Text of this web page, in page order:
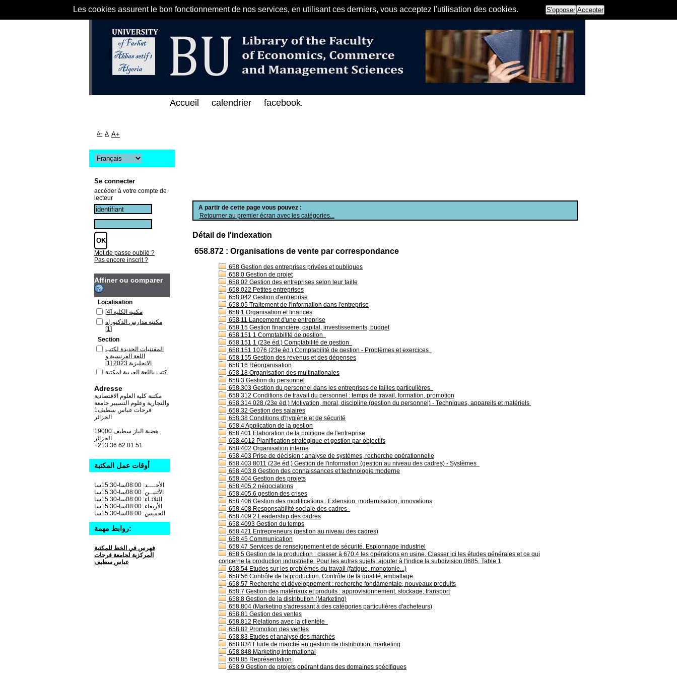
Les cookies assurent le bon fonctionnement de nos services, en utilisant ces derniers, vous acceptez l'utilisation des cookies. S'opposer Accepter
مرحبا بكم في الفهرس الإلكتروني على الخط المباشر لمكتبة كلية العلوم الاقتصادية و
A partir de cette page vous pouvez :
Retourner au premier écran avec les catégories...
Détail de l'indexation
658.872 : Organisations de vente par correspondance
658 Gestion des entreprises privées et publiques
658.0 Gestion de projet
658.02 Gestion des entreprises selon leur taille
658.022 Petites entreprises
658.042 Gestion d'entreprise
658.05 Traitement de l'information dans l'entreprise
658.1 Organisation et finances
658.11 Lancement d'une entreprise
658.15 Gestion financière, capital, investissements, budget
658.151 1 Comptabilité de gestion
658.151 1 (23e éd.) Comptabilité de gestion
658.151 1076 (23e éd.) Comptabilité de gestion - Problèmes et exercices
658.155 Gestion des revenus et des dépenses
658.16 Réorganisation
658.18 Organisation des multinationales
658.3 Gestion du personnel
658.303 Gestion du personnel dans les entreprises de tailles particulières
658.312 Conditions de travail du personnel : temps de travail, formation, promotion
658.314 028 (23e éd.) Motivation, moral, discipline (gestion du personnel) - Techniques, appareils et matériels
658.32 Gestion des salaires
658.38 Conditions d'hygiène et de sécurité
658.4 Application de la gestion
658.401 Elaboration de la politique de l'entreprise
658.4012 Planification stratégique et gestion par objectifs
658.402 Organisation interne
658.403 Prise de décision : analyse de systèmes, recherche opérationnelle
658.403 8011 (23e éd.) Gestion de l'information (gestion au niveau des cadres) - Systèmes
658.403.8 Gestion des connaissances et technologie moderne
658.404 Gestion des projets
658.405.2 négociations
658.405.6 gestion des crises
658.406 Gestion des modifications : Extension, modernisation, innovations
658.408 Responsabilité sociale des cadres
658.409 2 Leadership des cadres
658.4093 Gestion du temps
658.421 Entrepreneurs (gestion au niveau des cadres)
658.45 Communication
658.47 Services de renseignement et de sécurité. Espionnage industriel
658.5 Gestion de la production : classer à 670.4 les opérations en usine. Classer ici les études générales et ce qui
concerne la production industrielle. Pour les autres sujets, ajouter à l'indice la subdivision 0685, Table 1
658.54 Etudes sur les problèmes du travail (fatigue, monotonie...)
658.56 Contrôle de la production. Contrôle de la qualité, emballage
658.57 Recherche et développement : recherche fondamentale, nouveaux produits
658.7 Gestion des matériaux et produits : approvisionnement, stockage, transport
658.8 Gestion de la distribution (Marketing)
658.804 (Marketing s'adressant à des catégories particulières d'acheteurs)
658.81 Gestion des ventes
658.812 Relations avec la clientèle
658.82 Promotion des ventes
658.83 Etudes et analyse des marchés
658.834 Étude de marché en gestion de distribution, marketing
658.848 Marketing international
658.85 Représentation
658.9 Gestion de projets opérant dans des domaines spécifiques
Accueil calendrier facebook.
A- A A+
Se connecter
accéder à votre compte de
lecteur
Mot de passe oublié ?
Pas encore inscrit ?
Affiner ou comparer
Localisation
مكتبة الكلية [4]
مكتبة مدارس الدكتوراه
[1]
Section
المقتنيات الجديدة لكتب
اللغة الفرنسية و
الانجليزية 2023
[1]
كتب باللغة العربية لمكتبة
كتب باللغة الفرنسية
لمكتبة الكلية[2]
كتب باللغة الفرنسية
لمكتبة مدارس الدكتوراه
[1]
Adresse
مكتبة كلية العلوم الاقتصادية
والتجارية وعلوم التسيير جامعة
فرحات عباس سطيف1
الجزائر
19000 هضبة الباز سطيف
+213 36 62 01 51
أوقات عمل المكتبة
الأحــــد: 08:00سا-15:30سا
الأثنيــن: 08:00سا-15:30سا
الثلاثـاء: 08:00سا-15:30سا
الأربعاء: 08:00سا-15:30سا
الخميس: 08:00سا-15:30سا
روابط مهمة:
فهرس في الخط للمكتبة
المركزية لجامعة فرحات
عباس سطيف